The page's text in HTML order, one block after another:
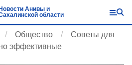
Новости Анивы и
области
Общество
Советы для
эффективные